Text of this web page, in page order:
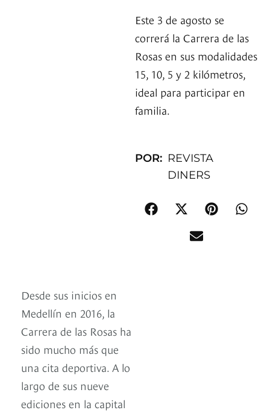
Este 3 de agosto se
correrá la Carrera de las
Rosas en sus modalidades
15, 10, 5 y 2 kilómetros,
ideal para participar en
familia.
POR: REVISTA
DINERS
Desde sus inicios en
Medellín en 2016, la
Carrera de las Rosas ha
sido mucho más que
una cita deportiva. A lo
largo de sus nueve
ediciones en la capital